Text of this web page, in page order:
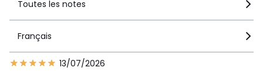
Toutes les notes
Français
13/07/2026